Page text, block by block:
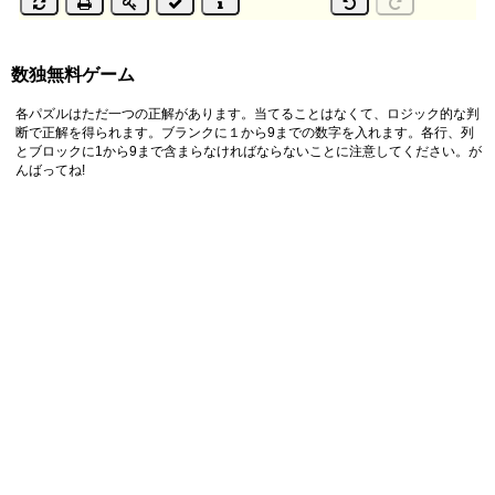
数独無料ゲーム
各パズルはただ一つの正解があります。当てることはなくて、ロジック的な判
断で正解を得られます。ブランクに１から9までの数字を入れます。各行、列
とブロックに1から9まで含まらなければならないことに注意してください。が
んばってね!